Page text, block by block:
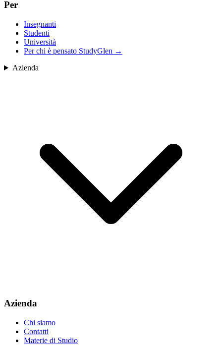
Per
Insegnanti
Studenti
Università
Per chi è pensato StudyGlen →
Azienda
Azienda
Chi siamo
Contatti
Materie di Studio